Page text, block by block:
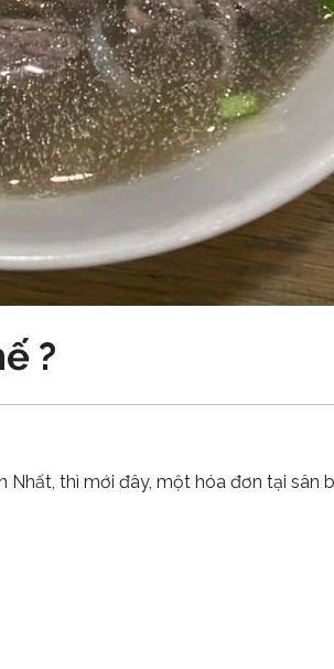
?
Nhất, thì mới đây, một hóa đơn tại sân